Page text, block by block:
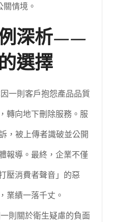
情境。
深析——
選擇
一則客戶抱怨產品品質
轉向地下刪除服務。服
，被上傳者識破並公開
報導。最終，企業不僅
壓消費者聲音」的惡
業績一落千丈。
則關於衛生疑慮的負面